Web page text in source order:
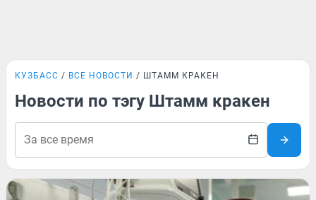
КУЗБАСС ВСЕ НОВОСТИ ШТАММ КРАКЕН
Новости по тэгу Штамм кракен